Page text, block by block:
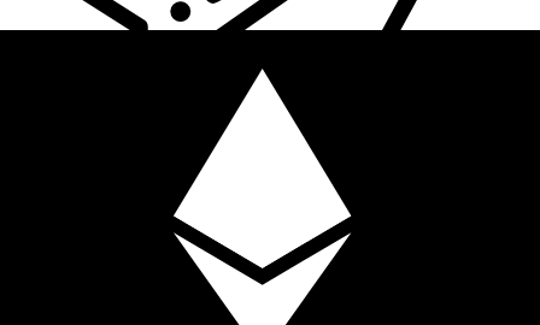
XE Internationaler Geldtransfer